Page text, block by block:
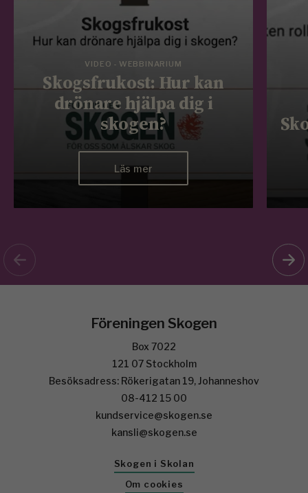
VIDEO - WEBBINARIUM
Skogsfrukost: Hur kan
drönare hjälpa dig i
skogen?
Läs mer
Föreningen Skogen
Box 7022
121 07 Stockholm
Besöksadress: Rökerigatan 19, Johanneshov
08-412 15 00
kundservice@skogen.se
kansli@skogen.se
Skogen i Skolan
Om cookies